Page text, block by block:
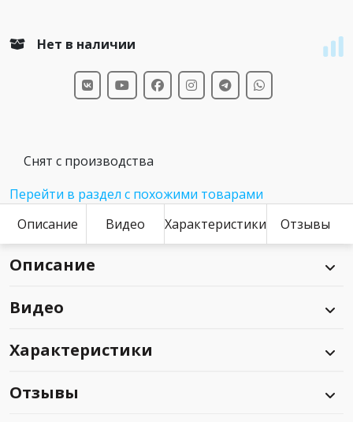
Нет в наличии
Снят с производства
Перейти в раздел с похожими товарами
Описание
Видео Характеристики Отзывы
Описание
Видео
Характеристики
Отзывы